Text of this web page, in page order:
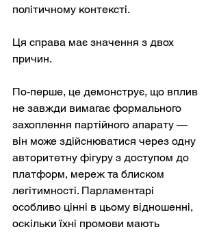
політичному контексті.
Ця справа має значення з двох
причин.
По-перше, це демонструє, що вплив
не завжди вимагає формального
захоплення партійного апарату —
він може здійснюватися через одну
авторитетну фігуру з доступом до
платформ, мереж та блиском
легітимності. Парламентарі
особливо цінні в цьому відношенні,
оскільки їхні промови мають